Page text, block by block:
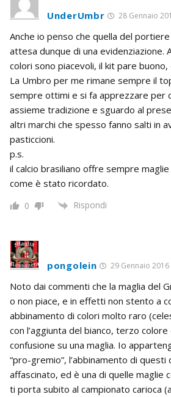
UnderUmbr 28 Gennaio
Anche io penso che quella del
attesa dunque di una evidenziazione.
colori sono piacevoli, il kit pare buono,
La Umbro per me rimane sempre il
sempre ottimi e si fa apprezzare per
assieme tradizione e sguardo al
altri marchi che spesso fanno salti in
pasticcioni.
p.s.
il calcio brasiliano offre sempre
come è stato ricordato.
0 Rispondi
pongolein 29 Gennaio 2016
Noto dai commenti che la maglia del
o non piace, e in effetti non stento a
abbinamento di colori molto raro
con l’aggiunta del bianco, terzo
confusione su una maglia. Io
“pro-gremio”, l’abbinamento di
affascinato, ed è una di quelle maglie
ti porta subito al campionato carioca